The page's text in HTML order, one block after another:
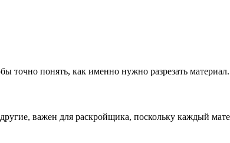
точно понять, как именно нужно разрезать материал.
важен для раскройщика, поскольку каждый